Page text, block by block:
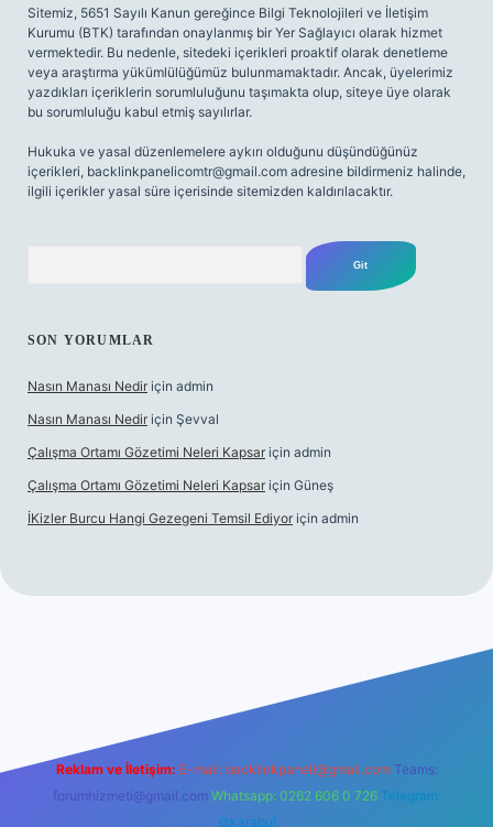
Sitemiz, 5651 Sayılı Kanun gereğince Bilgi Teknolojileri ve İletişim
Kurumu (BTK) tarafından onaylanmış bir Yer Sağlayıcı olarak hizmet
vermektedir. Bu nedenle, sitedeki içerikleri proaktif olarak denetleme
veya araştırma yükümlülüğümüz bulunmamaktadır. Ancak, üyelerimiz
yazdıkları içeriklerin sorumluluğunu taşımakta olup, siteye üye olarak
bu sorumluluğu kabul etmiş sayılırlar.
Hukuka ve yasal düzenlemelere aykırı olduğunu düşündüğünüz
içerikleri, backlinkpanelicomtr@gmail.com adresine bildirmeniz halinde,
ilgili içerikler yasal süre içerisinde sitemizden kaldırılacaktır.
SON YORUMLAR
Nasın Manası Nedir için admin
Nasın Manası Nedir için Şevval
Çalışma Ortamı Gözetimi Neleri Kapsar için admin
Çalışma Ortamı Gözetimi Neleri Kapsar için Güneş
İKizler Burcu Hangi Gezegeni Temsil Ediyor için admin
Reklam ve İletişim: E-mail: backlinkpaneli@gmail.com Teams:
forumhizmeti@gmail.com Whatsapp: 0262 606 0 726 Telegram:
@karabul